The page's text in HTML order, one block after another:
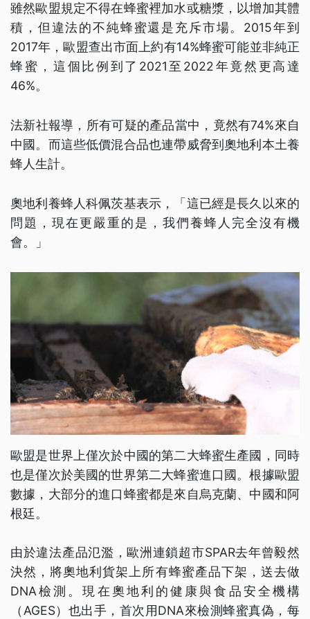
雖然歐盟規定不得在蜂蜜裡加水或糖漿，以增加其體
積，但違法的不純蜂蜜還是充斥市場。2015年到
2017年，歐盟查出市面上約有14%蜂蜜可能並非純正
蜂蜜，這個比例到了2021至2022年竟然更高達
46%。
法新社報導，所有可疑的產品當中，竟然有74%來自
中國。而這些低價混合品也連帶威脅到奧地利本土養
蜂人生計。
奧地利養蜂人科佩茨基表示，「這已經是長久以來的
問題，現在更嚴重的是，我們養蜂人完全沒有機
會。」
歐盟是世界上僅次於中國的第二大蜂蜜生產國，同時
也是僅次於美國的世界第二大蜂蜜進口國。根據歐盟
數據，大部分的進口蜂蜜都是來自烏克蘭、中國和阿
根廷。
由於違法產品氾濫，歐洲連鎖超市SPAR去年曾毅然
決然，將奧地利貨架上所有蜂蜜產品下架，送去做
DNA檢測。現在奧地利的健康與食品安全機構
（AGES）也出手，首次用DNA來檢測蜂蜜真偽，每